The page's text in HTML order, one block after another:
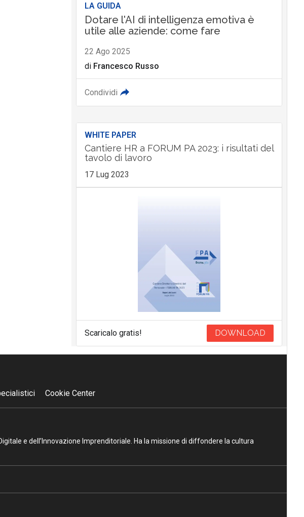
LA GUIDA
Dotare l'AI di intelligenza emotiva è
utile alle aziende: come fare
22 Ago 2025
di Francesco Russo
Condividi
WHITE PAPER
Cantiere HR a FORUM PA 2023: i risultati del
tavolo di lavoro
17 Lug 2023
Scaricalo gratis! DOWNLOAD
Cookie Center
e dell’Innovazione Imprenditoriale. Ha la missione di diffondere la cultura